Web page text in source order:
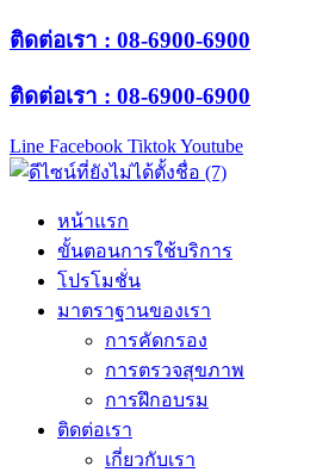
ติดต่อเรา : 08-6900-6900
ติดต่อเรา : 08-6900-6900
Line Facebook TiktokYoutube
หน้าแรก
ขั้นตอนการใช้บริการ
โปรโมชั่น
มาตราฐานของเรา
การคัดกรอง
การตรวจสุขภาพ
การฝึกอบรม
ติดต่อเรา
เกี่ยวกับเรา